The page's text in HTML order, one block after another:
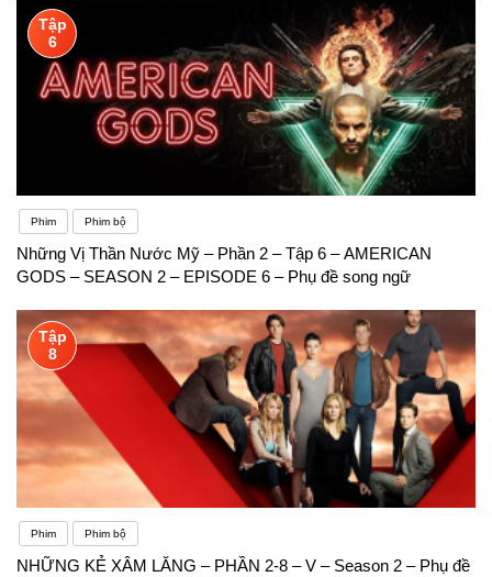
Tập
6
Phim Phim bộ
Những Vị Thần Nước Mỹ – Phần 2 – Tập 6 – AMERICAN
GODS – SEASON 2 – EPISODE 6 – Phụ đề song ngữ
Tập
8
Phim Phim bộ
NHỮNG KẺ XÂM LĂNG – PHẦN 2-8 – V – Season 2 – Phụ đề